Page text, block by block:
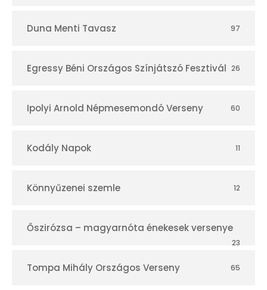
Duna Menti Tavasz 97
Egressy Béni Országos Színjátszó Fesztivál 26
Ipolyi Arnold Népmesemondó Verseny 60
Kodály Napok 11
Könnyűzenei szemle 12
Őszirózsa – magyarnóta énekesek versenye
23
Tompa Mihály Országos Verseny 65